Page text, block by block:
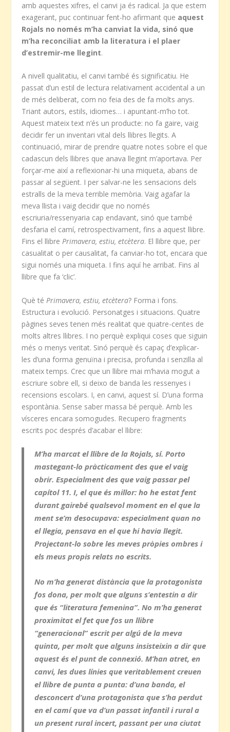
amb aquestes xifres, el canvi ja és radical. Ja que estem
exagerant, puc continuar fent-ho afirmant que aquest
Rojals no només m’ha canviat la vida, sinó que
m’ha reconciliat amb la literatura i el plaer
d’estremir-me llegint.
A nivell qualitatiu, el canvi també és significatiu. He
passat d’un estil de lectura relativament accidental a un
de més deliberat, com no feia des de fa molts anys.
Triant autors, estils, idiomes… i apuntant-m’ho tot.
Aquest mateix text n’és un producte: no fa gaire, vaig
decidir fer un inventari vital dels llibres llegits. A
continuació, mirar de prendre quatre notes sobre el que
cadascun dels llibres que anava llegint m’aportava. Per
forçar-me així a reflexionar-hi una miqueta, abans de
passar al següent. I per salvar-ne les sensacions dels
estralls de la meva terrible memòria. Vaig agafar la
meva llista i vaig decidir que no només
escriuria/ressenyaria cap endavant, sinó que també
desfaria el camí, retrospectivament, fins a aquest llibre.
Fins el llibrePrimavera, estiu, etcètera. El llibre que, per
casualitat o per causalitat, fa canviar-ho tot, encara que
sigui només una miqueta. I fins aquí he arribat. Fins al
llibre que fa ‘clic’.
Què téPrimavera, estiu, etcètera? Forma i fons.
Estructura i evolució. Personatges i situacions. Quatre
pàgines seves tenen més realitat que quatre-centes de
molts altres llibres. I no perquè expliqui coses que siguin
més o menys veritat. Sinó perquè és capaç d’explicar-
les d’una forma genuïna i precisa, profunda i senzilla al
mateix temps. Crec que un llibre mai m’havia mogut a
escriure sobre ell, si deixo de banda les ressenyes i
recensions escolars. I, en canvi, aquest sí. D’una forma
espontània. Sense saber massa bé perquè. Amb les
vísceres encara somogudes. Recupero fragments
escrits poc després d’acabar el llibre:
M’ha marcat el llibre de la Rojals, sí. Porto
mastegant-lo pràcticament des que el vaig
obrir. Especialment des que vaig passar pel
capítol 11. I, el que és millor: ho he estat fent
durant gairebé qualsevol moment en el que la
ment se’m desocupava: especialment quan no
el llegia, pensava en el que hi havia llegit.
Projectant-lo sobre les meves pròpies ombres i
els meus propis relats no escrits.
No m’ha generat distància que la protagonista
fos dona, per molt que alguns s’entestin a dir
que és “literatura femenina”. No m’ha generat
proximitat el fet que fos un llibre
“generacional” escrit per algú de la meva
quinta, per molt que alguns insisteixin a dir que
aquest és el punt de connexió. M’han atret, en
canvi, les dues línies que veritablement creuen
el llibre de punta a punta: d’una banda, el
desconcert d’una protagonista que s’ha perdut
en el camí que va d’un passat infantil i rural a
un present rural incert, passant per una ciutat